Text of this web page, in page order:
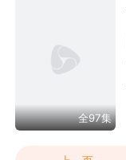
全97集